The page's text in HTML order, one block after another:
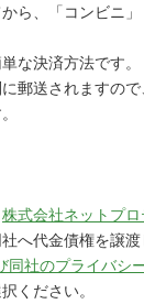
ら、「コンビニ」
な決済方法です。
郵送されますの
株式会社ネットプ
へ代金債権を譲渡
同社のプライバシ
ください。